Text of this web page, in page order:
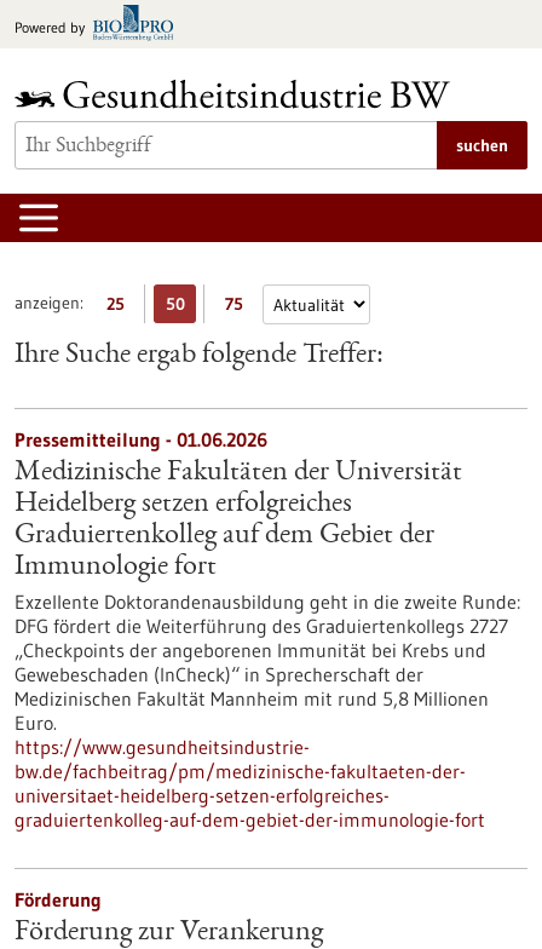
Inhalt
Powered by
suchen
anzeigen: 25 50 75
Ihre Suche ergab folgende Treffer:
Pressemitteilung - 01.06.2026
Medizinische Fakultäten der Universität
Heidelberg setzen erfolgreiches
Graduiertenkolleg auf dem Gebiet der
Immunologie fort
Exzellente Doktorandenausbildung geht in die zweite Runde:
DFG fördert die Weiterführung des Graduiertenkollegs 2727
„Checkpoints der angeborenen Immunität bei Krebs und
Gewebeschaden (InCheck)“ in Sprecherschaft der
Medizinischen Fakultät Mannheim mit rund 5,8 Millionen
Euro.
https://www.gesundheitsindustrie-
bw.de/fachbeitrag/pm/medizinische-fakultaeten-der-
universitaet-heidelberg-setzen-erfolgreiches-
graduiertenkolleg-auf-dem-gebiet-der-immunologie-fort
Förderung
Förderung zur Verankerung